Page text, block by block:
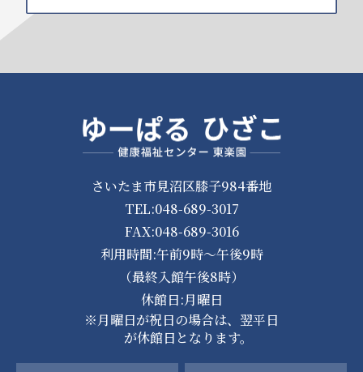
さいたま市見沼区膝子984番地
TEL:048-689-3017
FAX:048-689-3016
利用時間:午前9時～午後9時
（最終入館午後8時）
休館日:月曜日
※月曜日が祝日の場合は、翌平日
が休館日となります。